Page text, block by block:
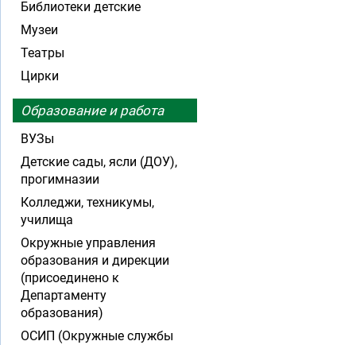
Библиотеки детские
Музеи
Театры
Цирки
Образование и работа
ВУЗы
Детские сады, ясли (ДОУ),
прогимназии
Колледжи, техникумы,
училища
Окружные управления
образования и дирекции
(присоединено к
Департаменту
образования)
ОСИП (Окружные службы